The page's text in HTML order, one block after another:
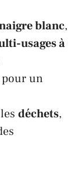
blanc,
usages à
pour un
déchets,